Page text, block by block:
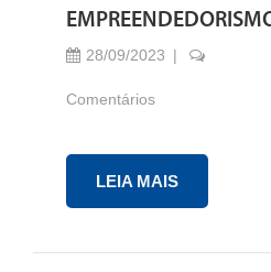
28/09/2023
Comentários
LEIA MAIS